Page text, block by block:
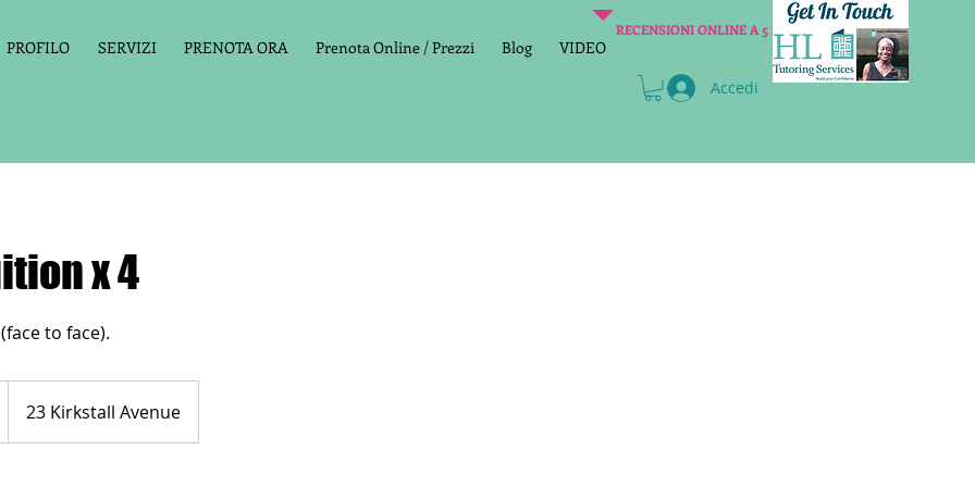
PROFILO SERVIZI PRENOTA ORA Prenota Online / Prezzi Blog VIDEO
RECENSIONI ONLINE A 5 STELLE
Accedi
x 4
23 Kirkstall Avenue